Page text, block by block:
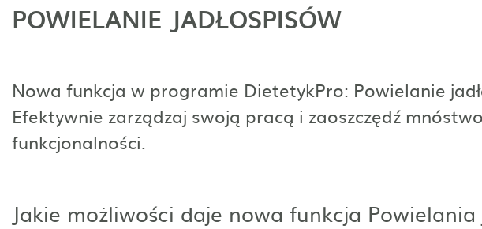
POWIELANIE JADŁOSPISÓW
Nowa funkcja w programie DietetykPro: Powielanie
Efektywnie zarządzaj swoją pracą i zaoszczędź
funkcjonalności.
Jakie możliwości daje nowa funkcja Powielania